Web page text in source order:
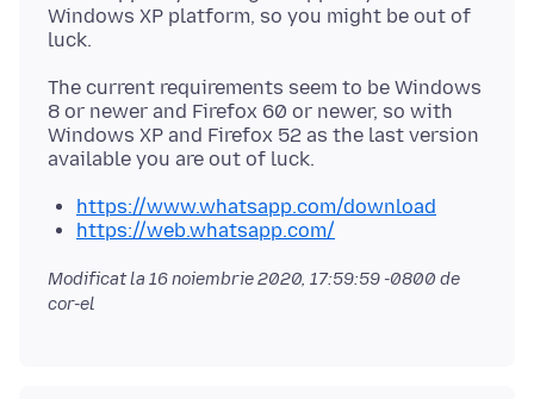
Windows XP platform, so you might be out of
The current requirements seem to be Windows
8 or newer and Firefox 60 or newer, so with
Windows XP and Firefox 52 as the last version
https://www.whatsapp.com/download
https://web.whatsapp.com/
Modificat la 16 noiembrie 2020, 17:59:59 -0800 de
cor-el